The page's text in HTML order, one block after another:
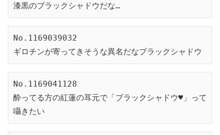
漆黒のブラックシャドウだな…
No.1169039032
ギロチンが寄ってきそうな異名だなブラックシャドウ
No.1169041128
酔ってる方の紅蓮の耳元で「ブラックシャドウ♥」って
囁きたい